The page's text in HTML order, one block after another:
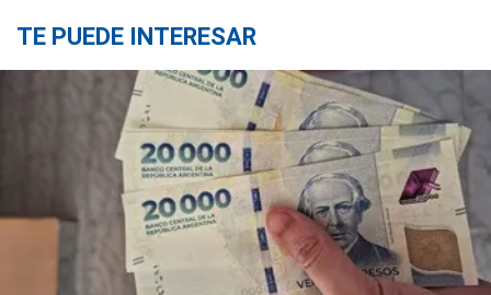
TE PUEDE INTERESAR